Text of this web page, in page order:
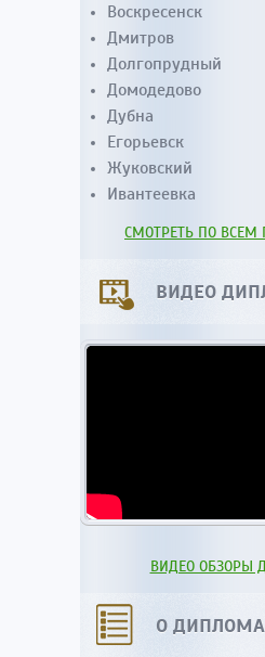
Воскресенск
Дмитров
Долгопрудный
Домодедово
Дубна
Егорьевск
Жуковский
Ивантеевка
СМОТРЕТЬ ПО
ВИДЕО
ВИДЕО ОБЗОРЫ
О